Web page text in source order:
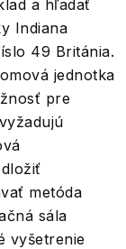
a hľadať
Indiana
49 Británia.
jednotka
pre
metóda
sála
vyšetrenie